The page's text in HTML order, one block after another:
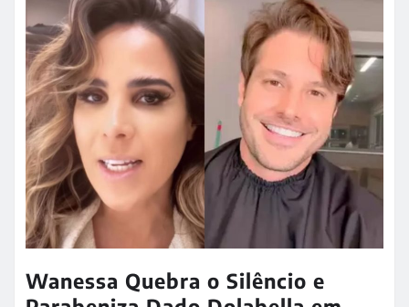
Wanessa Quebra o Silêncio e